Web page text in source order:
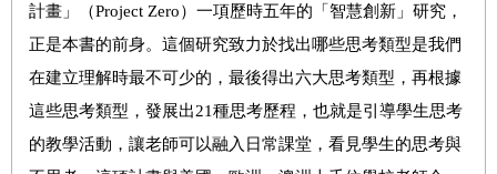
計畫」（Project Zero） 一項歷時五年的 「智慧創新」 研究 ，
正是本書的前身。這個研究致力於找出哪些思考類型是我們
在建立理解時最不可少的，最後得出六大思考類型， 再根據
這些思考類型 ， 發展出21種思考歷程，也就是引導學生思考
的教學活動 ，讓老師可以融入日常課堂，看見學生的思考與